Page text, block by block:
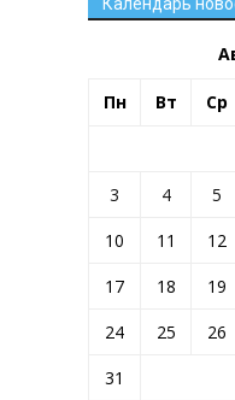
Пн Вт Ср
3
4 5
10
11 12
17
18 19
24
25 26
31